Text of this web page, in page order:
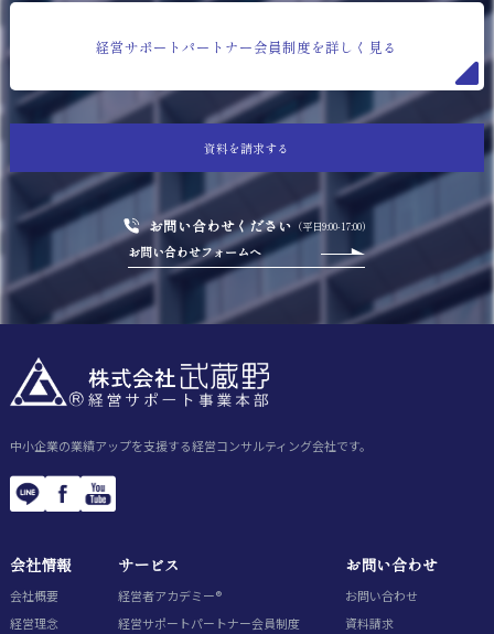
資料を請求する
お問い合わせください （平日9:00-17:00）
お問い合わせフォームへ
経営サポートパートナー会員制度を詳しく見る
中小企業の業績アップを支援する経営コンサルティング会社です。
会社情報
会社概要
経営理念
サービス
経営者アカデミー®
経営サポートパートナー会員制度
お問い合わせ
お問い合わせ
資料請求